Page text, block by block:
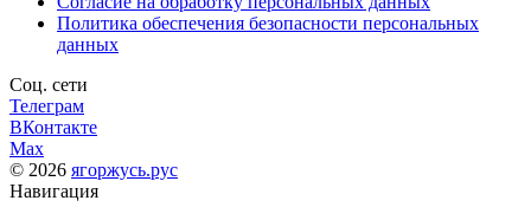
Политика обеспечения безопасности персональных
данных
Соц. сети
Телеграм
ВКонтакте
Max
© 2026 ягоржусь.рус
Навигация